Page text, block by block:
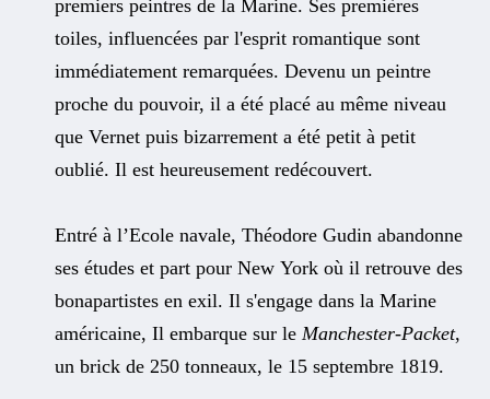
premiers peintres de la Marine. Ses premières
toiles, influencées par l'esprit romantique sont
immédiatement remarquées. Devenu un peintre
proche du pouvoir, il a été placé au même niveau
que Vernet puis bizarrement a été petit à petit
oublié. Il est heureusement redécouvert.
Entré à l’Ecole navale, Théodore Gudin abandonne
ses études et part pour New York où il retrouve des
bonapartistes en exil. Il s'engage dans la Marine
américaine, Il embarque sur le Manchester-Packet,
un brick de 250 tonneaux, le 15 septembre 1819.